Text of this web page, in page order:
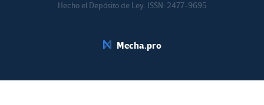
Hecho el Depósito de Ley. ISSN: 2477-9695
Mecha.pro